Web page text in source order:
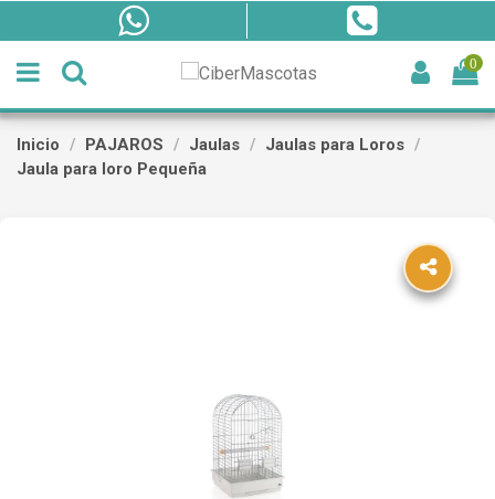
0
Inicio PAJAROS Jaulas
Jaulas para Loros
Jaula para loro Pequeña